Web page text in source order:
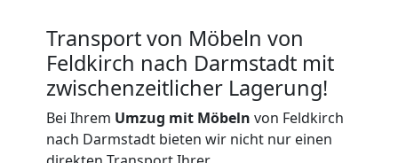
Transport von Möbeln von
Feldkirch nach Darmstadt mit
zwischenzeitlicher Lagerung!
Bei Ihrem Umzug mit Möbeln von Feldkirch
nach Darmstadt bieten wir nicht nur einen
National
Beiladung
International